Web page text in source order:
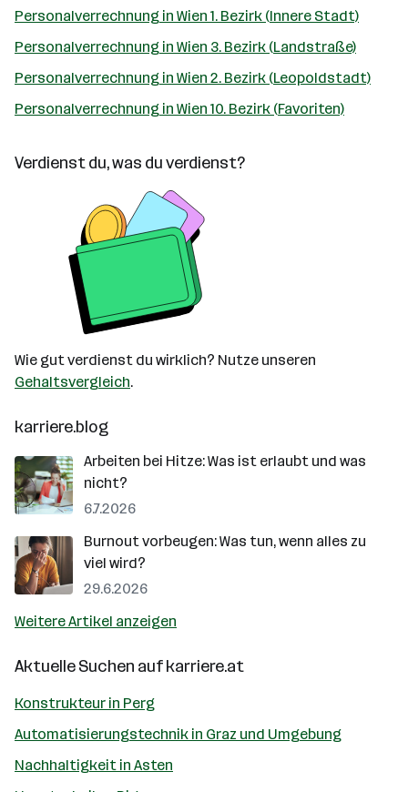
Personalverrechnung in Wien 1. Bezirk (Innere Stadt)
Personalverrechnung in Wien 3. Bezirk (Landstraße)
Personalverrechnung in Wien 2. Bezirk (Leopoldstadt)
Personalverrechnung in Wien 10. Bezirk (Favoriten)
Verdienst du, was du verdienst?
Wie gut verdienst du wirklich? Nutze unseren
Gehaltsvergleich.
karriere.blog
Arbeiten bei Hitze: Was ist erlaubt und was
nicht?
6.7.2026
Burnout vorbeugen: Was tun, wenn alles zu
viel wird?
29.6.2026
Weitere Artikel anzeigen
Aktuelle Suchen aufkarriere.at
Konstrukteur in Perg
Automatisierungstechnik in Graz und Umgebung
Nachhaltigkeit in Asten